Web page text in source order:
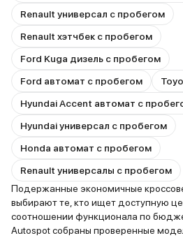
Renault универсал с пробегом
Renault хэтчбек с пробегом
Ford Kuga дизель с пробегом
Ford автомат с пробегом
Hyundai Accent автомат с
Hyundai универсал с пробегом
Honda автомат с пробегом
Renault универсалы с пробегом
Подержанные экономичные
выбирают те, кто ищет доступную
соотношении функционала по
Autospot собраны проверенные